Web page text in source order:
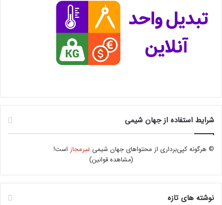
شرایط استفاده از جهان شیمی
© هرگونه کپی‌برداری از محتواهای جهان شیمیغیرمجاز است!
(مشاهده قوانین)
نوشته های تازه